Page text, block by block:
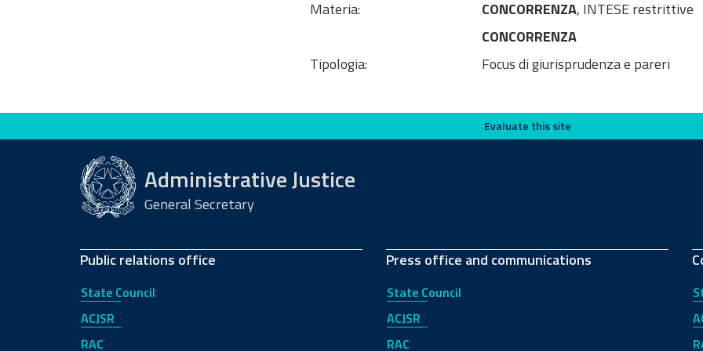
Materia:
CONCORRENZA, INTESE restrittive
CONCORRENZA
Tipologia:
Focus di giurisprudenza e pareri
Evaluate this site Evaluate this site
Administrative Justice
General Secretary
Public relations office
State Council
ACJSR
RAC
Press office and communications
State Council
ACJSR
RAC